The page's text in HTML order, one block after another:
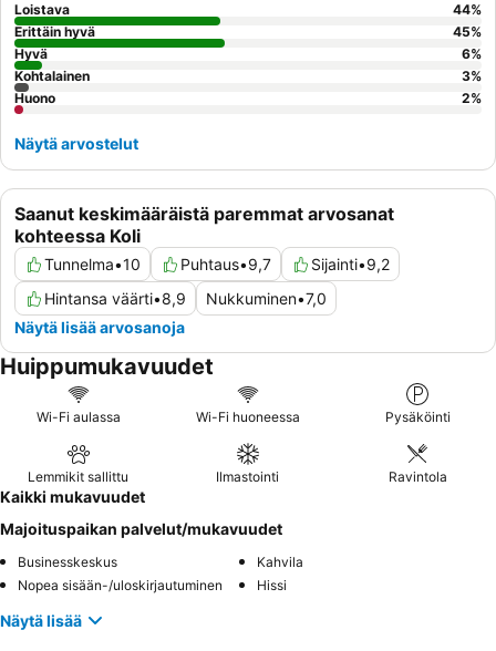
Saanut keskimääräistä paremmat arvosanat
kohteessa Koli
Tunnelma•10 Puhtaus•9,7 Sijainti•9,2
Hintansa väärti•8,9 Nukkuminen•7,0
Näytä lisää arvosanoja
Loistava 44%
Erittäin hyvä
45%
Hyvä
6%
Kohtalainen
3%
Huono
2%
Näytä arvostelut
Huippumukavuudet
Wi-Fi aulassa Wi-Fi huoneessa Pysäköinti
Lemmikit sallittu Ilmastointi Ravintola
Kaikki mukavuudet
Majoituspaikan palvelut/mukavuudet
Businesskeskus
Kahvila
Nopea sisään-/uloskirjautuminen
Hissi
Näytä lisää